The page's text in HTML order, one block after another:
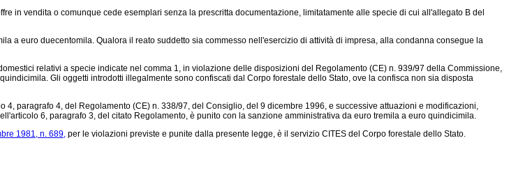
vendita o comunque cede esemplari senza la prescritta documentazione, limitatamente alle specie di cui all'allegato B del
euro duecentomila. Qualora il reato suddetto sia commesso nell'esercizio di attività di impresa, alla condanna consegue la
relativi a specie indicate nel comma 1, in violazione delle disposizioni del
Regolamento (CE) n. 939/97 della Commissione,
Gli oggetti introdotti illegalmente sono confiscati dal Corpo forestale dello Stato, ove la confisca non sia disposta
4, paragrafo 4, del
Regolamento (CE) n. 338/97, del Consiglio, del 9 dicembre 1996, e successive attuazioni e modificazioni,
6, paragrafo 3, del citato Regolamento, è punito con la sanzione amministrativa da euro tremila a euro quindicimila.
1981, n. 689, per le violazioni previste e punite dalla presente legge, è il servizio CITES del Corpo forestale dello Stato.